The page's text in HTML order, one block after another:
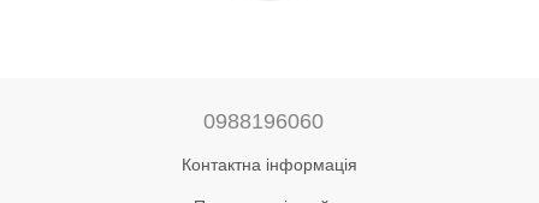
0988196060
Контактна інформація